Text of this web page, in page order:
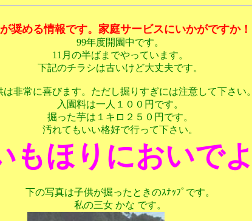
奨める情報です。家庭サービスにいかがですか！
99年度開園中です。
11月の半ばまでやっています。
下記のチラシは古いけど大丈夫です。
は非常に喜びます。ただし掘りすぎには注意して下さい。
入園料は一人１００円です。
掘った芋は１キロ２５０円です。
汚れてもいい格好で行って下さい。
もほりにおいでよ
下の写真は子供が掘ったときのｽﾅｯﾌﾟです。
私の三女 かな です。